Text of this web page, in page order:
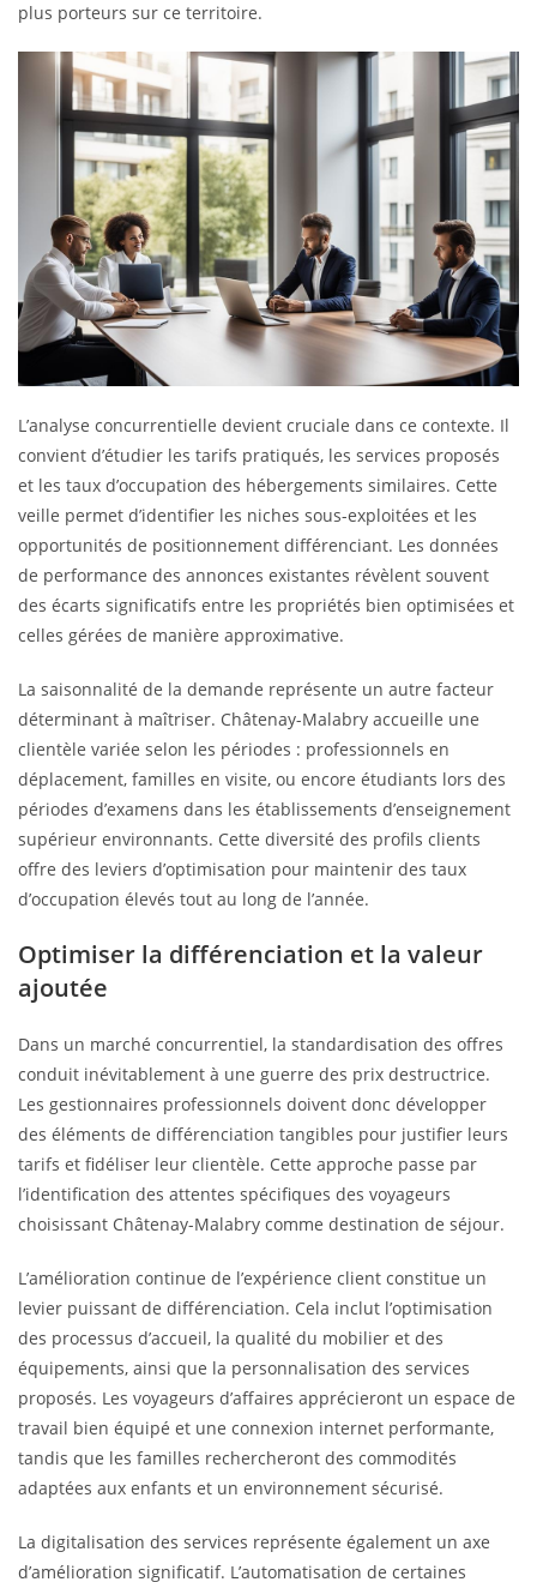
plus porteurs sur ce territoire.
L’analyse concurrentielle devient cruciale dans ce contexte. Il
convient d’étudier les tarifs pratiqués, les services proposés
et les taux d’occupation des hébergements similaires. Cette
veille permet d’identifier les niches sous-exploitées et les
opportunités de positionnement différenciant. Les données
de performance des annonces existantes révèlent souvent
des écarts significatifs entre les propriétés bien optimisées et
celles gérées de manière approximative.
La saisonnalité de la demande représente un autre facteur
déterminant à maîtriser. Châtenay-Malabry accueille une
clientèle variée selon les périodes : professionnels en
déplacement, familles en visite, ou encore étudiants lors des
périodes d’examens dans les établissements d’enseignement
supérieur environnants. Cette diversité des profils clients
offre des leviers d’optimisation pour maintenir des taux
d’occupation élevés tout au long de l’année.
Optimiser la différenciation et la valeur
ajoutée
Dans un marché concurrentiel, la standardisation des offres
conduit inévitablement à une guerre des prix destructrice.
Les gestionnaires professionnels doivent donc développer
des éléments de différenciation tangibles pour justifier leurs
tarifs et fidéliser leur clientèle. Cette approche passe par
l’identification des attentes spécifiques des voyageurs
choisissant Châtenay-Malabry comme destination de séjour.
L’amélioration continue de l’expérience client constitue un
levier puissant de différenciation. Cela inclut l’optimisation
des processus d’accueil, la qualité du mobilier et des
équipements, ainsi que la personnalisation des services
proposés. Les voyageurs d’affaires apprécieront un espace de
travail bien équipé et une connexion internet performante,
tandis que les familles rechercheront des commodités
adaptées aux enfants et un environnement sécurisé.
La digitalisation des services représente également un axe
d’amélioration significatif. L’automatisation de certaines